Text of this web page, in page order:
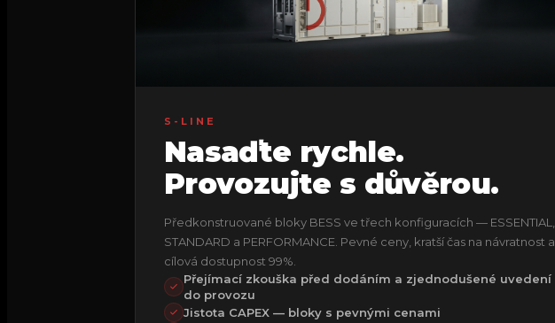
S-LINE
Nasaďte rychle.
Provozujte s důvěrou.
Předkonstruované bloky BESS ve třech konfiguracích — ESSENTIAL,
STANDARD a PERFORMANCE. Pevné ceny, kratší čas na návratnost a
cílová dostupnost 99%.
Přejímací zkouška před dodáním a zjednodušené uvedení
do provozu
Jistota CAPEX — bloky s pevnými cenami